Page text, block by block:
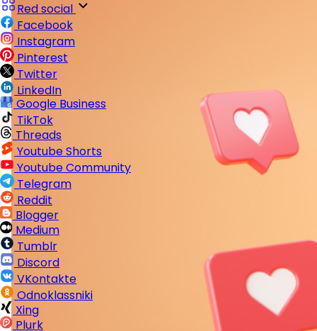
Red social
Facebook
Instagram
Pinterest
Twitter
LinkedIn
Google Business
TikTok
Threads
Youtube Shorts
Youtube Community
Telegram
Reddit
Blogger
Medium
Tumblr
Discord
VKontakte
Odnoklassniki
Xing
Plurk